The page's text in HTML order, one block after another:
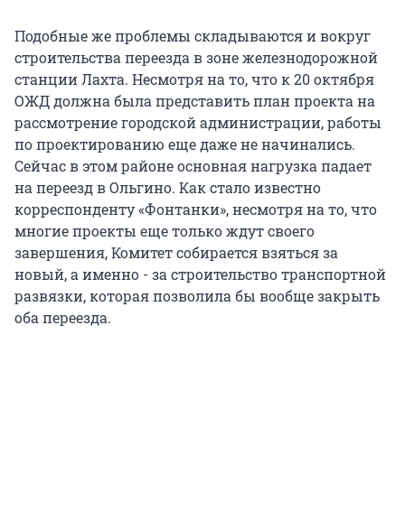
Подобные же проблемы складываются и вокруг
строительства переезда в зоне железнодорожной
станции Лахта. Несмотря на то, что к 20 октября
ОЖД должна была представить план проекта на
рассмотрение городской администрации, работы
по проектированию еще даже не начинались.
Сейчас в этом районе основная нагрузка падает
на переезд в Ольгино. Как стало известно
корреспонденту «Фонтанки», несмотря на то, что
многие проекты еще только ждут своего
завершения, Комитет собирается взяться за
новый, а именно - за строительство транспортной
развязки, которая позволила бы вообще закрыть
оба переезда.